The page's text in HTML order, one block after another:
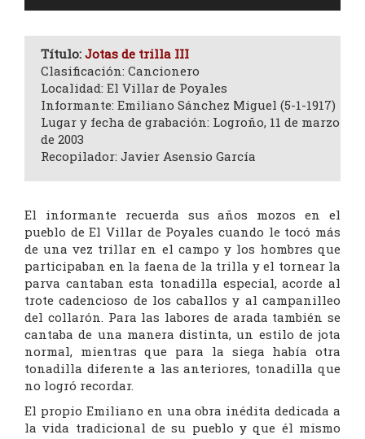
Título: Jotas de trilla III
Clasificación: Cancionero
Localidad: El Villar de Poyales
Informante: Emiliano Sánchez Miguel (5-1-1917)
Lugar y fecha de grabación: Logroño, 11 de marzo
de 2003
Recopilador: Javier Asensio García
El informante recuerda sus años mozos en el
pueblo de El Villar de Poyales cuando le tocó más
de una vez trillar en el campo y los hombres que
participaban en la faena de la trilla y el tornear la
parva cantaban esta tonadilla especial, acorde al
trote cadencioso de los caballos y al campanilleo
del collarón. Para las labores de arada también se
cantaba de una manera distinta, un estilo de jota
normal, mientras que para la siega había otra
tonadilla diferente a las anteriores, tonadilla que
no logró recordar.
El propio Emiliano en una obra inédita dedicada a
la vida tradicional de su pueblo y que él mismo